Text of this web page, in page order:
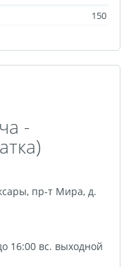
150
-
, пр-т Мира, д.
16:00 вс. выходной